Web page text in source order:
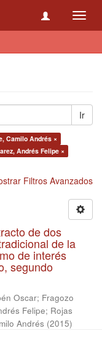
Ir
Camilo Andrés ×
Andrés Felipe ×
Filtros Avanzados
de dos
de la
de interés
segundo
Oscar; Fragozo
Felipe; Rojas
Andrés (2015)